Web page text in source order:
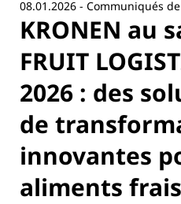
08.01.2026 - Communiqués
KRONEN au
FRUIT
2026 : des
de
innovantes
aliments frais